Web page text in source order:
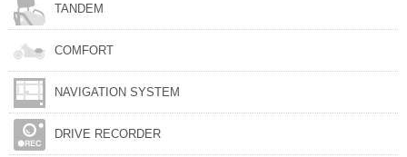
TANDEM
COMFORT
NAVIGATION SYSTEM
DRIVE RECORDER